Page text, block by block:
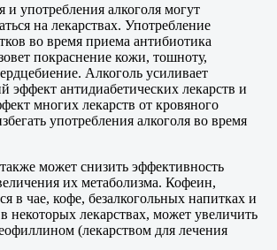
употребления алкоголя могут
на лекарствах. Употребление
во время приема антибиотика
покраснение кожи, тошноту,
Алкоголь усиливает
эффект антидиабетических лекарств и
многих лекарств от кровяного
употребления алкоголя во время
может снизить эффективность
их метаболизма. Кофеин,
в чае, кофе, безалкогольных напитках и
некоторых лекарствах, может увеличить
(лекарством для лечения